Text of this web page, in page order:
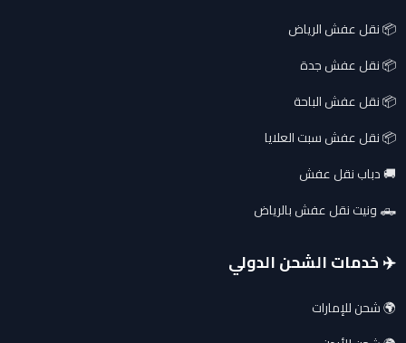
📦 نقل عفش الرياض
📦 نقل عفش جدة
📦 نقل عفش الباحة
📦 نقل عفش سبت العلايا
🚚 دباب نقل عفش
🛻 ونيت نقل عفش بالرياض
✈️ خدمات الشحن الدولي
🌍 شحن للإمارات